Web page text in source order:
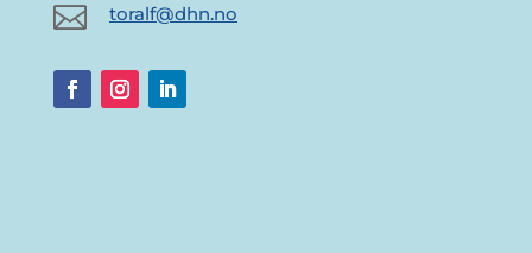
 toralf@dhn.no